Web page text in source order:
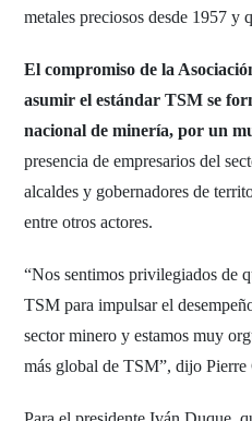
metales preciosos desde 1957 y
El compromiso de la
asumir el estándar TSM se
nacional de minería, por un
presencia de empresarios del
alcaldes y gobernadores de
entre otros actores.
“Nos sentimos privilegiados de
TSM para impulsar el
sector minero y estamos muy
más global de TSM”, dijo Pierre